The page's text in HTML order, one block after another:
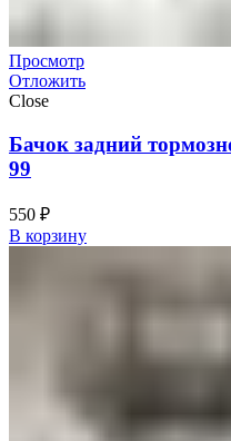
Просмотр
Отложить
Close
Бачок задний
99
550 ₽
В корзину